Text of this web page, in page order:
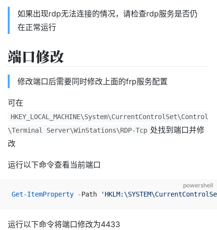
如果出现rdp无法连接的情况，请检查rdp服务是否仍
在正常运行
端口修改
修改端口后需要同时修改上面的frp服务配置
可在
HKEY_LOCAL_MACHINE\System\CurrentControlSet\Control
\Terminal Server\WinStations\RDP-Tcp 处找到端口并修
改
运行以下命令查看当前端口
powershell
Get-ItemProperty -Path
运行以下命令将端口修改为4433